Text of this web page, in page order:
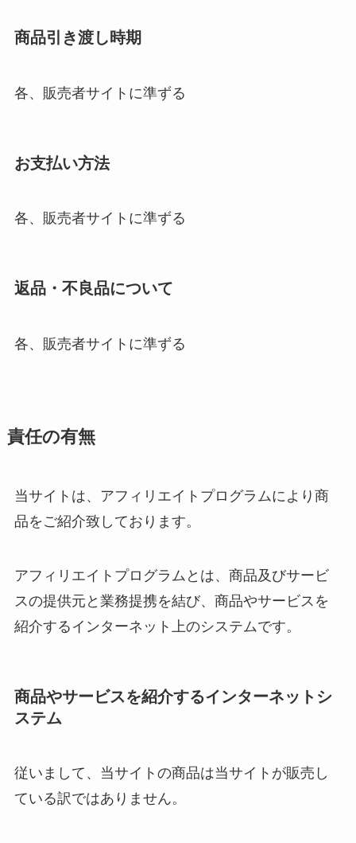
商品引き渡し時期
各、販売者サイトに準ずる
お支払い方法
各、販売者サイトに準ずる
返品・不良品について
各、販売者サイトに準ずる
責任の有無
当サイトは、アフィリエイトプログラムにより商
品をご紹介致しております。
アフィリエイトプログラムとは、商品及びサービ
スの提供元と業務提携を結び、商品やサービスを
紹介するインターネット上のシステムです。
商品やサービスを紹介するインターネットシ
ステム
従いまして、当サイトの商品は当サイトが販売し
ている訳ではありません。